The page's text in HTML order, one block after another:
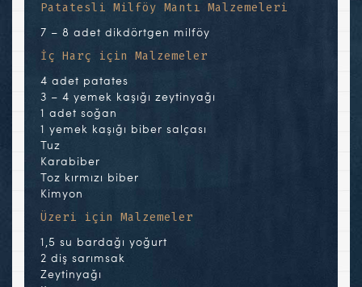
Patatesli Milföy Mantı Malzemeleri
7 – 8 adet dikdörtgen milföy
İç Harç için Malzemeler
4 adet patates
3 – 4 yemek kaşığı zeytinyağı
1 adet soğan
1 yemek kaşığı biber salçası
Tuz
Karabiber
Toz kırmızı biber
Kimyon
Üzeri için Malzemeler
1,5 su bardağı yoğurt
2 diş sarımsak
Zeytinyağı